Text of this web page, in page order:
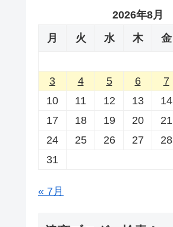
2026年8月
月
火 水 木 金
3
4 5 6 7
10
11 12 13 14
17
18 19 20 21
24
25 26 27 28
31
« 7月